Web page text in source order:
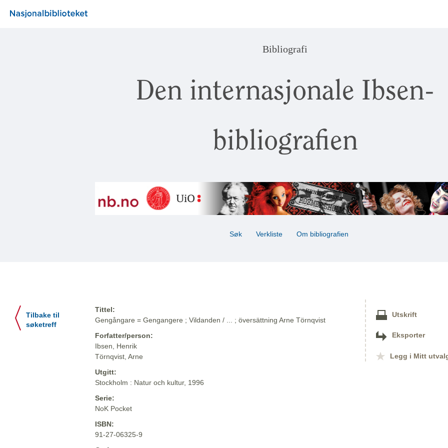
Bibliografi
Den internasjonale Ibsen-
bibliografien
Søk Verkliste Om bibliografien
Tilbake til
søketreff
Tittel:
Gengångare = Gengangere ; Vildanden / ... ; översättning Arne Törnqvist
Forfatter/person:
Ibsen, Henrik
Törnqvist, Arne
Utgitt:
Stockholm : Natur och kultur, 1996
Serie:
NoK Pocket
ISBN:
91-27-06325-9
Utskrift
Eksporter
Legg i Mitt